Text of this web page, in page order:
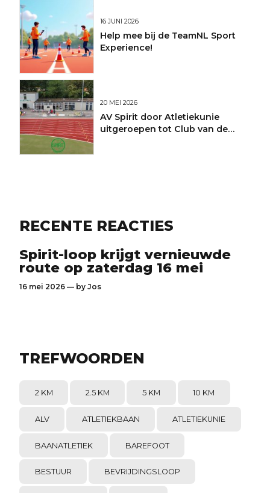
16 JUNI 2026
Help mee bij de TeamNL Sport
Experience!
20 MEI 2026
AV Spirit door Atletiekunie
uitgeroepen tot Club van de
RECENTE REACTIES
Spirit-loop krijgt vernieuwde
route op zaterdag 16 mei
16 mei 2026 — by Jos
TREFWOORDEN
2 KM 2.5 KM 5 KM 10 KM
ALV ATLETIEKBAAN ATLETIEKUNIE
BAANATLETIEK BAREFOOT
BESTUUR BEVRIJDINGSLOOP